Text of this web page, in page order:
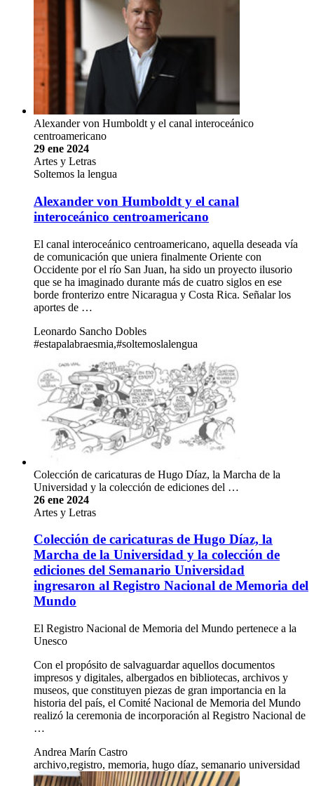
Alexander von Humboldt y el canal interoceánico
centroamericano
29 ene 2024
Artes y Letras
Soltemos la lengua
Alexander von Humboldt y el canal
interoceánico centroamericano
El canal interoceánico centroamericano, aquella deseada vía
de comunicación que uniera finalmente Oriente con
Occidente por el río San Juan, ha sido un proyecto ilusorio
que se ha imaginado durante más de cuatro siglos en ese
borde fronterizo entre Nicaragua y Costa Rica. Señalar los
aportes de …
Leonardo Sancho Dobles
#estapalabraesmia,#soltemoslalengua
Colección de caricaturas de Hugo Díaz, la Marcha de la
Universidad y la colección de ediciones del …
26 ene 2024
Artes y Letras
Colección de caricaturas de Hugo Díaz, la
Marcha de la Universidad y la colección de
ediciones del Semanario Universidad
ingresaron al Registro Nacional de Memoria del
Mundo
El Registro Nacional de Memoria del Mundo pertenece a la
Unesco
Con el propósito de salvaguardar aquellos documentos
impresos y digitales, albergados en bibliotecas, archivos y
museos, que constituyen piezas de gran importancia en la
historia del país, el Comité Nacional de Memoria del Mundo
realizó la ceremonia de incorporación al Registro Nacional de
…
Andrea Marín Castro
archivo,registro, memoria, hugo díaz, semanario universidad